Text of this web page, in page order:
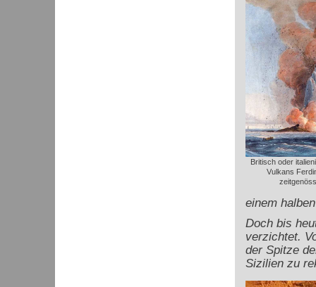
Britisch oder
Vulkans
einem
Doch bis
verzichtet.
der Spitze
Sizilien zu